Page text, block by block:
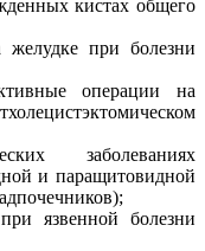
кистах общего
желудке при болезни
операции на
заболеваниях
и паращитовидной
язвенной болезни